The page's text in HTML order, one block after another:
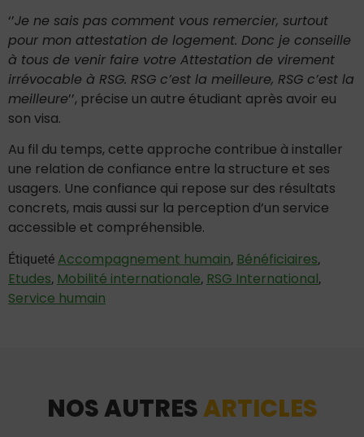
‘’Je ne sais pas comment vous remercier, surtout
pour mon attestation de logement. Donc je conseille
à tous de venir faire votre Attestation de virement
irrévocable à RSG. RSG c’est la meilleure, RSG c’est la
meilleure’’, précise un autre étudiant après avoir eu
son visa.
Au fil du temps, cette approche contribue à installer
une relation de confiance entre la structure et ses
usagers. Une confiance qui repose sur des résultats
concrets, mais aussi sur la perception d’un service
accessible et compréhensible.
Étiqueté Accompagnement humain, Bénéficiaires,
Etudes, Mobilité internationale, RSG International,
Service humain
NOS AUTRESARTICLES